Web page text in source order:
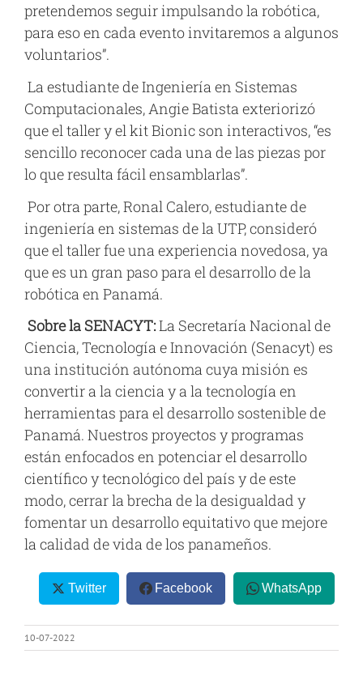
pretendemos seguir impulsando la robótica,
para eso en cada evento invitaremos a algunos
voluntarios”.
La estudiante de Ingeniería en Sistemas
Computacionales, Angie Batista exteriorizó
que el taller y el kit Bionic son interactivos, “es
sencillo reconocer cada una de las piezas por
lo que resulta fácil ensamblarlas”.
Por otra parte, Ronal Calero, estudiante de
ingeniería en sistemas de la UTP, consideró
que el taller fue una experiencia novedosa, ya
que es un gran paso para el desarrollo de la
robótica en Panamá.
Sobre la SENACYT:La Secretaría Nacional de
Ciencia, Tecnología e Innovación (Senacyt) es
una institución autónoma cuya misión es
convertir a la ciencia y a la tecnología en
herramientas para el desarrollo sostenible de
Panamá. Nuestros proyectos y programas
están enfocados en potenciar el desarrollo
científico y tecnológico del país y de este
modo, cerrar la brecha de la desigualdad y
fomentar un desarrollo equitativo que mejore
la calidad de vida de los panameños.
Twitter Facebook WhatsApp
10-07-2022